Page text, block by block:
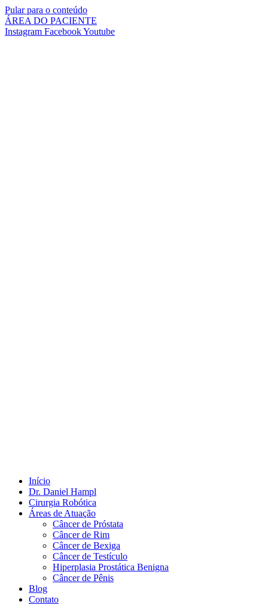
Pular para o conteúdo
ÁREA DO PACIENTE
Instagram FacebookYoutube
Início
Dr. Daniel Hampl
Cirurgia Robótica
Áreas de Atuação
Câncer de Próstata
Câncer de Rim
Câncer de Bexiga
Câncer de Testículo
Hiperplasia Prostática Benigna
Câncer de Pênis
Blog
Contato